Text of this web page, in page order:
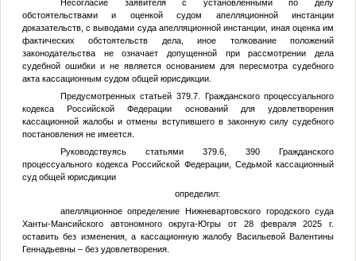
Несогласие заявителя с установленными по делу
обстоятельствами и оценкой судом апелляционной инстанции
доказательств, с выводами суда апелляционной инстанции, иная оценка им
фактических обстоятельств дела, иное толкование положений
законодательства не означает допущенной при рассмотрении дела
судебной ошибки и не является основанием для пересмотра судебного
акта кассационным судом общей юрисдикции.
Предусмотренных статьей 379.7. Гражданского процессуального
кодекса Российской Федерации оснований для удовлетворения
кассационной жалобы и отмены вступившего в законную силу судебного
постановления не имеется.
Руководствуясь статьями 379.6, 390 Гражданского
процессуального кодекса Российской Федерации, Седьмой кассационный
суд общей юрисдикции
определил:
апелляционное определение Нижневартовского городского суда
Ханты-Мансийского автономного округа-Югры от 28 февраля 2025 г.
оставить без изменения, а кассационную жалобу Васильевой Валентины
Геннадьевны – без удовлетворения.